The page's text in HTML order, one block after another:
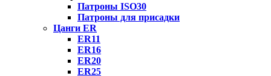
Патроны ISO30
Патроны для присадки
Цанги ER
ER11
ER16
ER20
ER25